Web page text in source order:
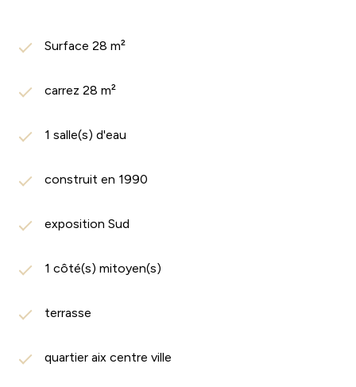
Surface 28 m²
carrez 28 m²
1 salle(s) d'eau
construit en 1990
exposition Sud
1 côté(s) mitoyen(s)
terrasse
quartier aix centre ville